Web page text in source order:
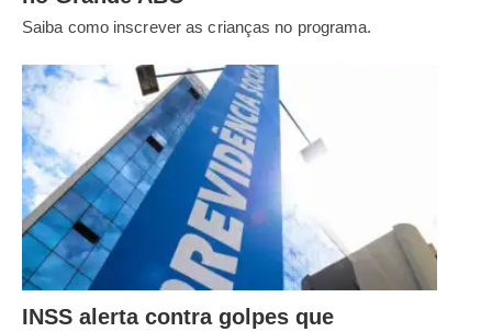
Saiba como inscrever as crianças no programa.
INSS alerta contra golpes que